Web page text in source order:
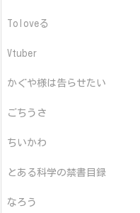
Toloveる
Vtuber
かぐや様は告らせたい
ごちうさ
ちいかわ
とある科学の禁書目録
なろう